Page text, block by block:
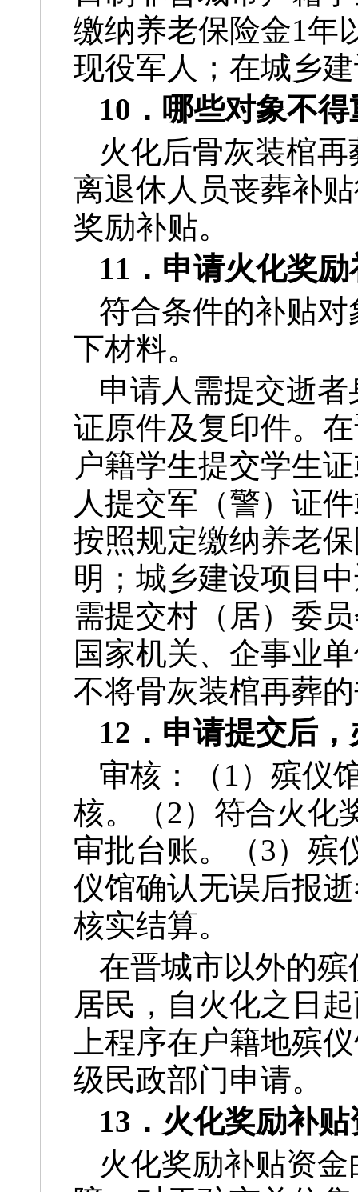
缴纳养老保险金1年
现役军人；在城乡
10．哪些对象不
火化后骨灰装棺
离退休人员丧葬补
奖励补贴。
11．申请火化奖
符合条件的补贴
下材料。
申请人需提交逝
证原件及复印件。
户籍学生提交学生
人提交军（警）证
按照规定缴纳养老
明；城乡建设项目
需提交村（居）委
国家机关、企事业
不将骨灰装棺再葬
12．申请提交后
审核：（1）殡仪
核。（2）符合火化
审批台账。（3）殡
仪馆确认无误后报
核实结算。
在晋城市以外的
居民，自火化之日
上程序在户籍地殡
级民政部门申请。
13．火化奖励补
火化奖励补贴资